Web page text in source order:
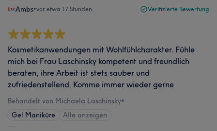
Ambs•vor etwa 17 Stunden Verifizierte Bewertung
Kosmetikanwendungen mit Wohlfühlcharakter. Fühle
mich bei Frau Laschinsky kompetent und freundlich
beraten, ihre Arbeit ist stets sauber und
zufriedenstellend. Komme immer wieder gerne
Behandelt von Michaela Laschinsky•
Gel Maniküre
Alle anzeigen